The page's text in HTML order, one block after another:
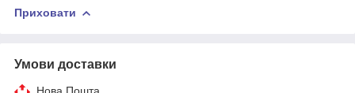
Приховати
Умови доставки
Нова Пошта